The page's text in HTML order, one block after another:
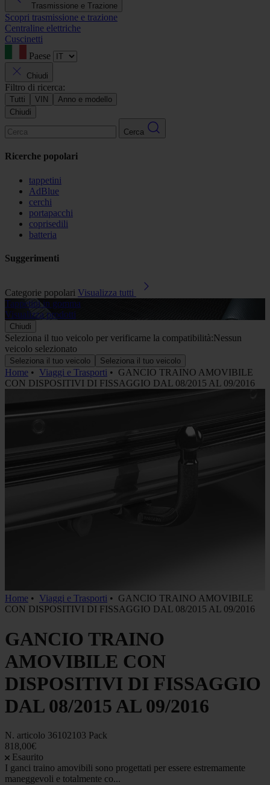
Trasmissione e Trazione
Scopri trasmissione e trazione
Centraline elettriche
Cuscinetti
Paese
Chiudi
Filtro di ricerca:
Tutti VIN
Anno e modello
Chiudi
Cerca
Ricerche popolari
tappetini
AdBlue
cerchi
portapacchi
coprisedili
batteria
Suggerimenti
Categorie popolari Visualizza tutti
Tappetini in gomma
Visualizza prodotti
Chiudi
Seleziona il tuo veicolo per verificarne la compatibilità:Nessun
veicolo selezionato
Seleziona il tuo veicolo Seleziona il tuo veicolo
Home • Viaggi e Trasporti • GANCIO TRAINO AMOVIBILE
CON DISPOSITIVI DI FISSAGGIO DAL 08/2015 AL 09/2016
Home • Viaggi e Trasporti • GANCIO TRAINO AMOVIBILE
CON DISPOSITIVI DI FISSAGGIO DAL 08/2015 AL 09/2016
GANCIO TRAINO
AMOVIBILE CON
DISPOSITIVI DI FISSAGGIO
DAL 08/2015 AL 09/2016
N. articolo 36102103 Pack
818,00€
Esaurito
I ganci traino amovibili sono progettati per essere estremamente
maneggevoli e totalmente co...